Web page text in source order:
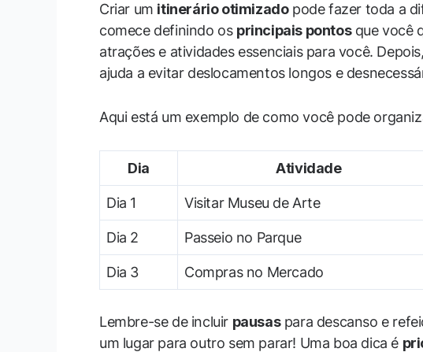
Criar um itinerário otimizadopode fazer toda a
comece definindo os principais pontosque você
atrações e atividades essenciais para você.
ajuda a evitar deslocamentos longos e
Aqui está um exemplo de como você pode
Dia Atividade
Dia 1 Visitar Museu de Arte
Dia 2 Passeio no Parque
Dia 3 Compras no Mercado
Lembre-se de incluir pausaspara descanso e
um lugar para outro sem parar! Uma boa dica é